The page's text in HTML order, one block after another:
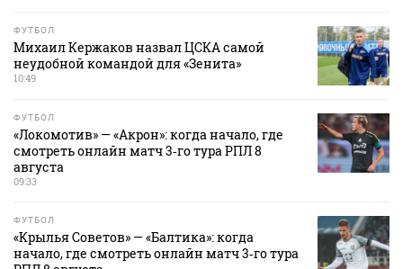
ФУТБОЛ
Михаил Кержаков назвал ЦСКА самой
неудобной командой для «Зенита»
10:49
ФУТБОЛ
«Локомотив» — «Акрон»: когда начало, где
смотреть онлайн матч 3‑го тура РПЛ 8
августа
09:33
ФУТБОЛ
«Крылья Советов» — «Балтика»: когда
начало, где смотреть онлайн матч 3‑го тура